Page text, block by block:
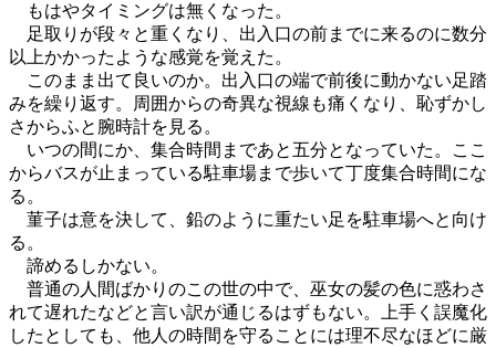
もはやタイミングは無くなった。
足取りが段々と重くなり、出入口の前までに来るのに数分
以上かかったような感覚を覚えた。
このまま出て良いのか。出入口の端で前後に動かない足踏
みを繰り返す。周囲からの奇異な視線も痛くなり、恥ずかし
さからふと腕時計を見る。
いつの間にか、集合時間まであと五分となっていた。ここ
からバスが止まっている駐車場まで歩いて丁度集合時間にな
る。
菫子は意を決して、鉛のように重たい足を駐車場へと向け
る。
諦めるしかない。
普通の人間ばかりのこの世の中で、巫女の髪の色に惑わさ
れて遅れたなどと言い訳が通じるはずもない。上手く誤魔化
したとしても、他人の時間を守ることには理不尽なほどに厳